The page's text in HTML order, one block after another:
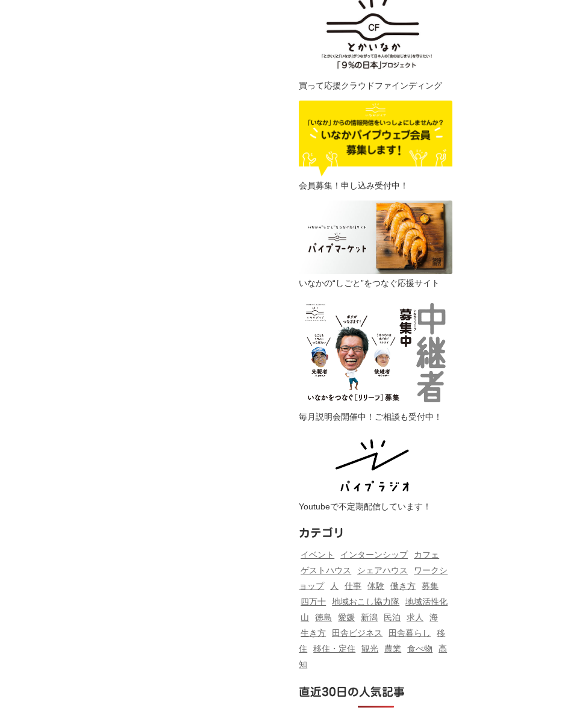
買って応援クラウドファインディング
会員募集！申し込み受付中！
いなかの“しごと”をつなぐ応援サイト
毎月説明会開催中！ご相談も受付中！
Youtubeで不定期配信しています！
カテゴリ
イベント インターンシップ
カフェ
ゲストハウス
シェアハウス
ワークシ
ョップ
人 仕事 体験 働き方
募集
四万十
地域おこし協力隊
地域活性化
山
徳島 愛媛 新潟 民泊 求人
海
生き方
田舎ビジネス 田舎暮らし
移
住
移住・定住 観光 農業 食べ物
高
知
直近30日の人気記事